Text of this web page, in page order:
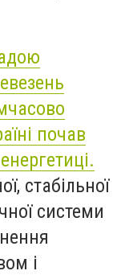
почав
стабільної
системи
і